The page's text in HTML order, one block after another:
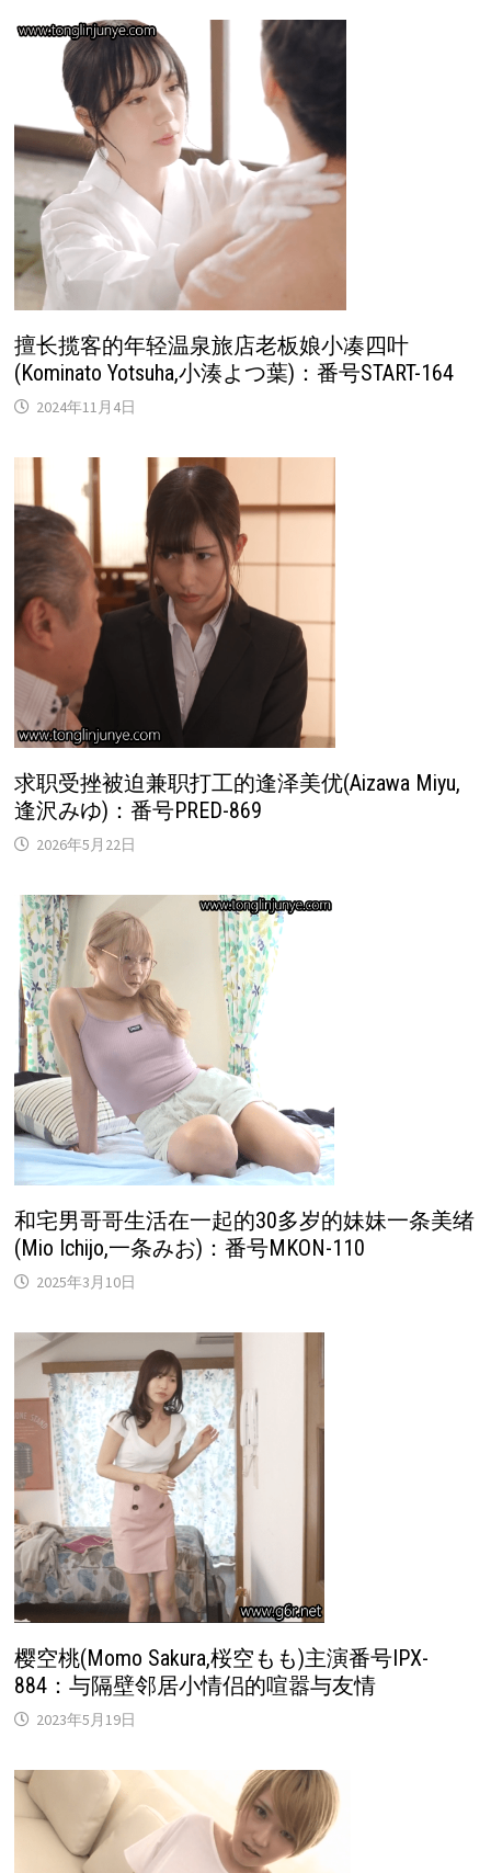
擅长揽客的年轻温泉旅店老板娘小凑四叶
(Kominato Yotsuha,小湊よつ葉)：番号START-164
2024年11月4日
求职受挫被迫兼职打工的逢泽美优(Aizawa Miyu,
逢沢みゆ)：番号PRED-869
2026年5月22日
和宅男哥哥生活在一起的30多岁的妹妹一条美绪
(Mio Ichijo,一条みお)：番号MKON-110
2025年3月10日
樱空桃(Momo Sakura,桜空もも)主演番号IPX-
884：与隔壁邻居小情侣的喧嚣与友情
2023年5月19日